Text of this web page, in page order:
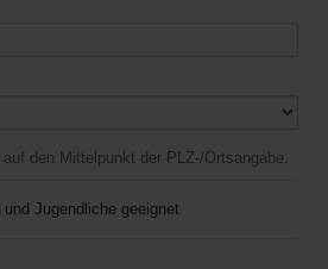
den Mittelpunkt der PLZ-/Ortsangabe.
Jugendliche geeignet